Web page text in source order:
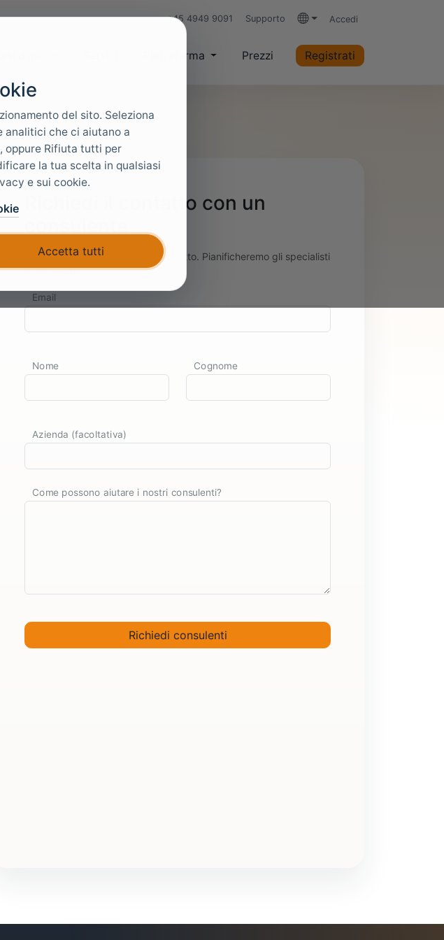
+45 4949 9091 Supporto Lingue Accedi
Piattaforma Prezzi Registrati
Richiedi il contatto con un
consulente
Raccontaci qualcosa del tuo progetto. Pianificheremo gli specialisti
giusti per te.
Email
Nome Cognome
Azienda (facoltativa)
Come possono aiutare i nostri consulenti?
Richiedi consulenti
del sito. Seleziona
analitici che ci aiutano a
oppure Rifiuta tutti per
la tua scelta in qualsiasi
e sui cookie.
Accetta tutti